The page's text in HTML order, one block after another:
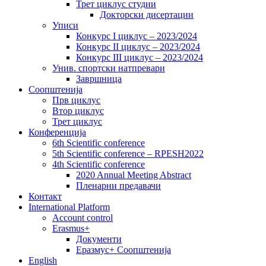
Трет циклус студии
Докторски дисертации
Уписи
Конкурс I циклус – 2023/2024
Конкурс II циклус – 2023/2024
Конкурс III циклус – 2023/2024
Унив. спортски натпревари
Завршница
Соопштенија
Прв циклус
Втор циклус
Трет циклус
Конференција
6th Scientific conference
5th Scientific conference – RPESH2022
4th Scientific conference
2020 Annual Meeting Abstract
Пленарни предавачи
Контакт
International Platform
Account control
Erasmus+
Документи
Еразмус+ Соопштенија
English